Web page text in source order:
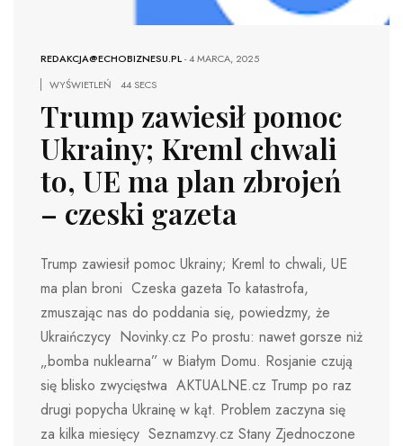
REDAKCJA@ECHOBIZNESU.PL-4 MARCA, 2025
WYŚWIETLEŃ
44 SECS
Trump zawiesił pomoc
Ukrainy; Kreml chwali
to, UE ma plan zbrojeń
– czeski gazeta
Trump zawiesił pomoc Ukrainy; Kreml to chwali, UE
ma plan broni Czeska gazeta To katastrofa,
zmuszając nas do poddania się, powiedzmy, że
Ukraińczycy Novinky.cz Po prostu: nawet gorsze niż
„bomba nuklearna” w Białym Domu. Rosjanie czują
się blisko zwycięstwa AKTUALNE.cz Trump po raz
drugi popycha Ukrainę w kąt. Problem zaczyna się
za kilka miesięcy Seznamzvy.cz Stany Zjednoczone